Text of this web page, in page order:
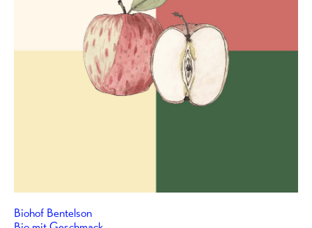
Biohof Bentelson